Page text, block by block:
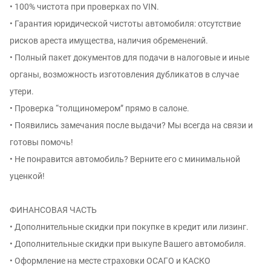
• 100% чистота при проверках по VIN.
• Гарантия юридической чистоты автомобиля: отсутствие
рисков ареста имущества, наличия обременений.
• Полный пакет документов для подачи в налоговые и иные
органы, возможность изготовления дубликатов в случае
утери.
• Проверка “толщиномером” прямо в салоне.
• Появились замечания после выдачи? Мы всегда на связи и
готовы помочь!
• Не понравится автомобиль? Верните его с минимальной
уценкой!
ФИНАНСОВАЯ ЧАСТЬ
• Дополнительные скидки при покупке в кредит или лизинг.
• Дополнительные скидки при выкупе Вашего автомобиля.
• Оформление на месте страховки ОСАГО и КАСКО